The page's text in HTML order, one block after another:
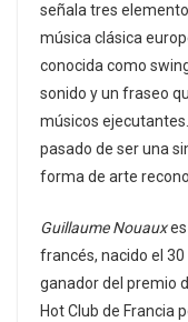
señala tres
música clásica
conocida como
sonido y un fraseo
músicos
pasado de ser una
forma de arte
Guillaume Nouauxes
francés, nacido el
ganador del premio
Hot Club de Francia